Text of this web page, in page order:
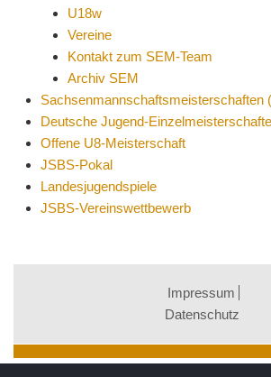
U18w
Vereine
Kontakt zum SEM-Team
Archiv SEM
Sachsenmannschaftsmeisterschaften
Deutsche Jugend-
Offene U8-Meisterschaft
JSBS-Pokal
Landesjugendspiele
JSBS-Vereinswettbewerb
Impressum
Datenschutz